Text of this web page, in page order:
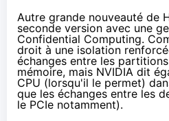
Autre grande nouveauté de
seconde version avec une
Confidential Computing.
droit à une isolation
échanges entre les
mémoire, mais NVIDIA dit
CPU (lorsqu'il le permet)
que les échanges entre les
le PCIe notamment).